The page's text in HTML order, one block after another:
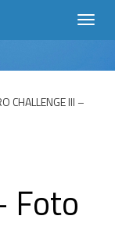
CHALLENGE III –
Foto